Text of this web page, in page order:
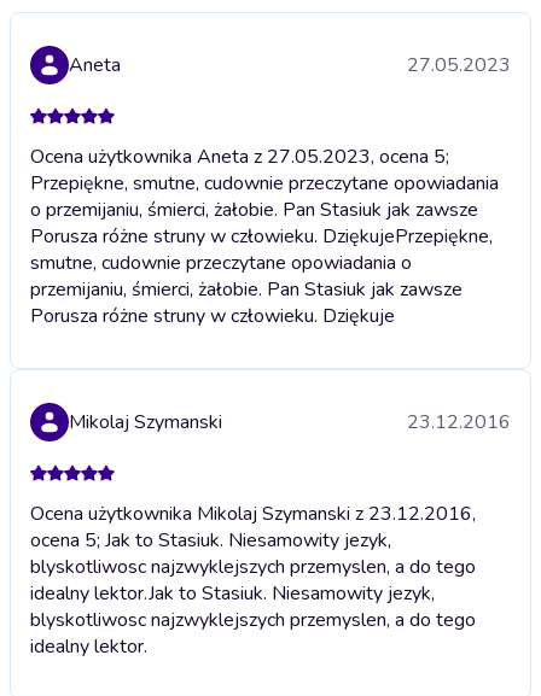
Aneta 27.05.2023
Ocena użytkownika Aneta z 27.05.2023, ocena 5;
Przepiękne, smutne, cudownie przeczytane opowiadania
o przemijaniu, śmierci, żałobie. Pan Stasiuk jak zawsze
Porusza różne struny w człowieku. DziękujePrzepiękne,
smutne, cudownie przeczytane opowiadania o
przemijaniu, śmierci, żałobie. Pan Stasiuk jak zawsze
Porusza różne struny w człowieku. Dziękuje
Mikolaj Szymanski 23.12.2016
Ocena użytkownika Mikolaj Szymanski z 23.12.2016,
ocena 5; Jak to Stasiuk. Niesamowity jezyk,
blyskotliwosc najzwyklejszych przemyslen, a do tego
idealny lektor.Jak to Stasiuk. Niesamowity jezyk,
blyskotliwosc najzwyklejszych przemyslen, a do tego
idealny lektor.